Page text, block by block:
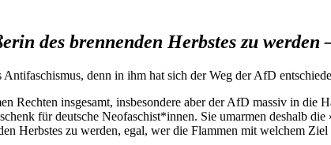
des brennenden Herbstes zu
denn in ihm hat sich der Weg der AfD
Rechten insgesamt, insbesondere aber der AfD massiv in
für deutsche Neofaschist*innen. Sie umarmen deshalb
Herbstes zu werden, egal, wer die Flammen mit welchem Ziel